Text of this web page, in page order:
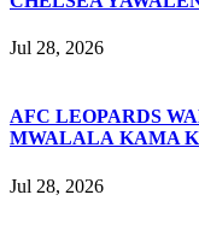
Jul 28, 2026
AFC LEOPARDS
MWALALA KAMA
Jul 28, 2026